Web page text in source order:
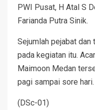
PWI Pusat, H Atal S
Farianda Putra Sinik.
Sejumlah pejabat dan
pada kegiatan itu.
Maimoon Medan
pagi sampai sore hari.
(DSc-01)